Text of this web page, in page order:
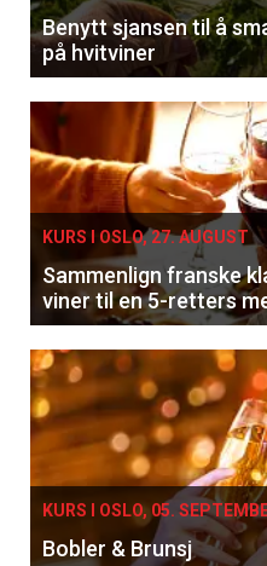
Få ukentlige
Vi tilbyr flere
kan fritt velge
tilsendt.
Benytt sjansen til å
på hvitviner
KURS I OSLO, 27. AUGUST
Sammenlign franske
viner til en 5-retters
KURS I OSLO, 05.
Bobler & Brunsj